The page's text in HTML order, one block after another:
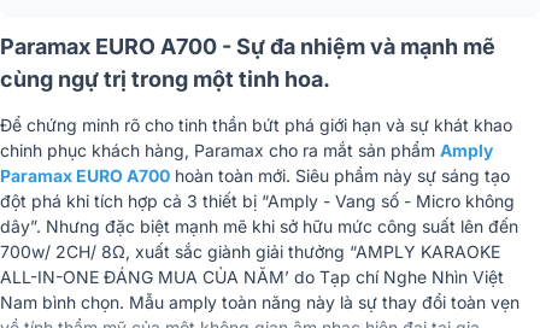
Nguồn cung cấp PIN AA 1.5V x 2 Viên
Kích thước thân micro 255 mm x 50 mm
Nhập khẩu & Phân
phối
CÔNG TY TNHH PARAMAX
CORPORATION
Paramax EURO A700 - Sự đa nhiệm và mạnh mẽ
cùng ngự trị trong một tinh hoa.
Để chứng minh rõ cho tinh thần bứt phá giới hạn và sự khát khao
chinh phục khách hàng, Paramax cho ra mắt sản phẩm Amply
Paramax EURO A700 hoàn toàn mới. Siêu phẩm này sự sáng tạo
đột phá khi tích hợp cả 3 thiết bị “Amply - Vang số - Micro không
dây”. Nhưng đặc biệt mạnh mẽ khi sở hữu mức công suất lên đến
700w/ 2CH/ 8Ω, xuất sắc giành giải thưởng “AMPLY KARAOKE
ALL-IN-ONE ĐÁNG MUA CỦA NĂM’ do Tạp chí Nghe Nhìn Việt
Nam bình chọn. Mẫu amply toàn năng này là sự thay đổi toàn vẹn